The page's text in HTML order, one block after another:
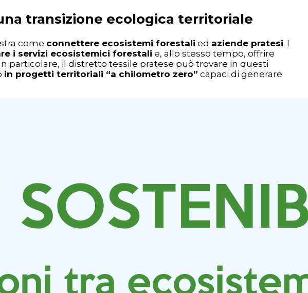
transizione ecologica territoriale
come connettere ecosistemi forestali ed aziende pratesi. I
i servizi ecosistemici forestali e, allo stesso tempo, offrire
particolare, il distretto tessile pratese può trovare in questi
in progetti territoriali “a chilometro zero” capaci di generare